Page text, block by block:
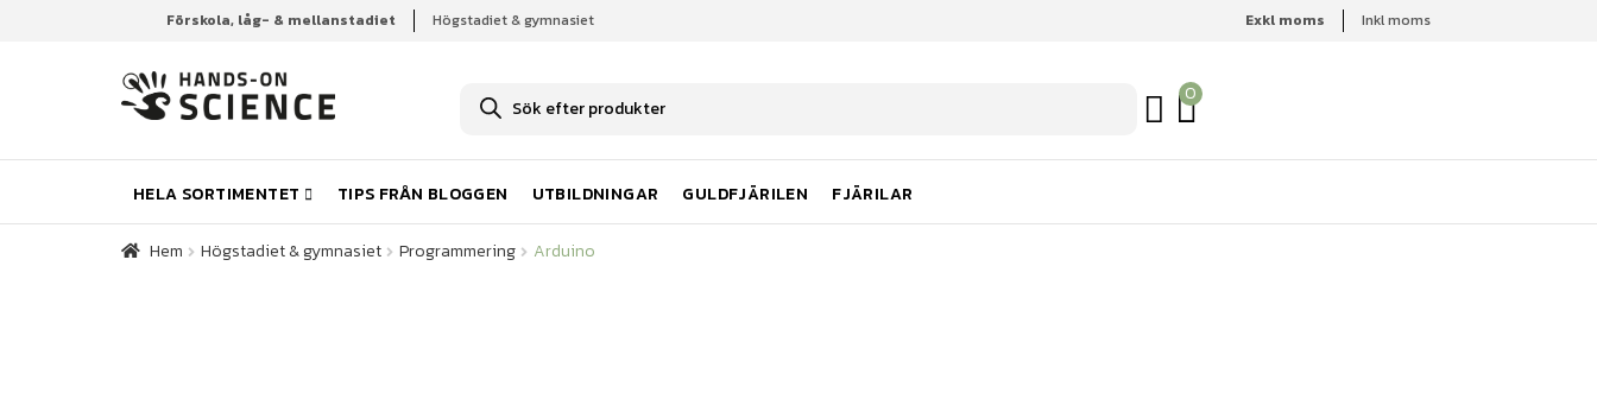
Förskola, låg- & mellanstadiet Högstadiet & gymnasiet Exkl moms Inkl moms
u
k
t
s
ö
k
0
HELA SORTIMENTET TIPS FRÅN BLOGGEN UTBILDNINGAR GULDFJÄRILEN FJÄRILAR
Hem Högstadiet & gymnasiet Programmering Arduino
Hem Högstadiet & gymnasiet Programmering Arduino